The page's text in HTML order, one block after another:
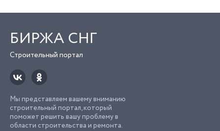
БИРЖА СНГ
Строительный портал
Мы представляем вашему вниманию
строительный портал, который
поможет решить вашу проблему в
области строительства и ремонта.